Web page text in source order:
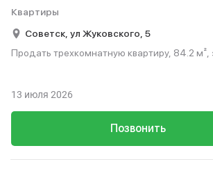
Квартиры
Советск, ул Жуковского, 5
Продать трехкомнатную квартиру, 84.2 м²,
Позвонить
13 июля 2026